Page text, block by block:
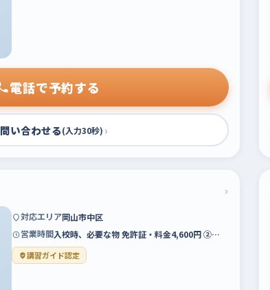
電話で予約する
問い合わせる(入力30秒) ›
›
対応エリア岡山市中区
営業時間入校時、必要な物 免許証・料金4,600円 ②…
講習ガイド認定